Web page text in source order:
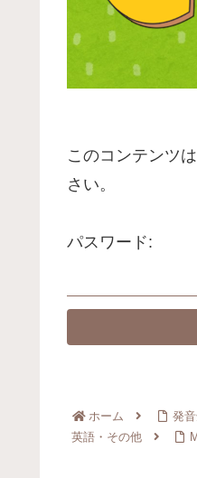
このコンテンツ
さい。
パスワード:
ホーム 発
英語・その他